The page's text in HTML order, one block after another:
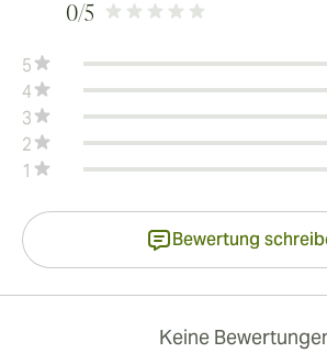
0/5
5
4
3
2
1
Bewertung
Keine